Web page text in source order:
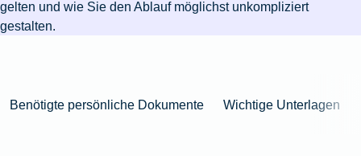
Wurzelbehandlung
Zur
für's
Krankenhaus
Artikelübersicht
Gesunde
Ernährung
im
Artikelübersicht
Niederlande
Ausland
bei
Katzen
Kastration
beim
Pferdesprache
mieten
Herbst
Versicherungen
Versicherungen
Versicherungsschutz
bei
Artikelübersicht
gelten und wie Sie den Ablauf möglichst unkompliziert
gestalten.
Benötigte persönliche Dokumente Wichtige Unterlagen